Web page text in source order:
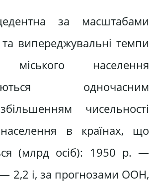
за масштабами
та випереджувальні темпи
міського населення
одночасним
чисельності
населення в країнах, що
(млрд осіб): 1950 p. —
2,2 і, за прогнозами ООН,